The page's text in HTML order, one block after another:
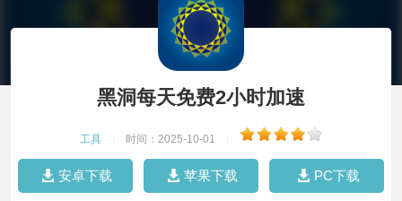
黑洞每天免费2小时加速
工具 时间：2025-10-01
安卓下载 苹果下载 PC下载